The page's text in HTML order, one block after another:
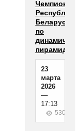
Чемпионат
Республики
Беларусь
по
динамичной
пирамиде
23
марта
2026
—
17:13
530